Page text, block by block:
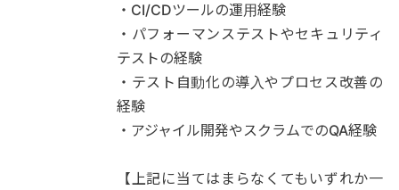
・CI/CDツールの運用経験
・パフォーマンステストやセキュリティ
テストの経験
・テスト自動化の導入やプロセス改善の
経験
・アジャイル開発やスクラムでのQA経験
【上記に当てはまらなくてもいずれか一